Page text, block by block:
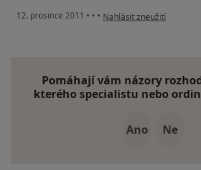
12. prosince 2011 • • • podle názoru uživatele
Nahlásit zneužití
Pomáhají vám názory
kterého specialistu nebo
Ano Ne